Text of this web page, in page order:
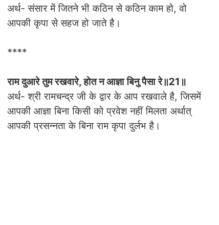
अर्थ- संसार में जितने भी कठिन से कठिन काम हो, वो
आपकी कृपा से सहज हो जाते है।
****
राम दुआरे तुम रखवारे, होत न आज्ञा बिनु पैसा रे॥21॥
अर्थ- श्री रामचन्द्र जी के द्वार के आप रखवाले है, जिसमें
आपकी आज्ञा बिना किसी को प्रवेश नहीं मिलता अर्थात्
आपकी प्रसन्नता के बिना राम कृपा दुर्लभ है।